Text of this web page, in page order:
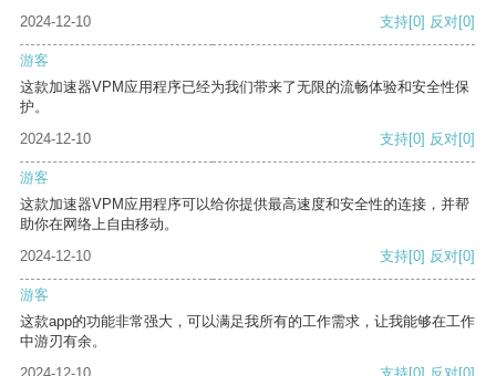
2024-12-10
支持[0] 反对[0]
游客
这款加速器VPM应用程序已经为我们带来了无限的流畅体验和安全性保
护。
2024-12-10
支持[0] 反对[0]
游客
这款加速器VPM应用程序可以给你提供最高速度和安全性的连接，并帮
助你在网络上自由移动。
2024-12-10
支持[0] 反对[0]
游客
这款app的功能非常强大，可以满足我所有的工作需求，让我能够在工作
中游刃有余。